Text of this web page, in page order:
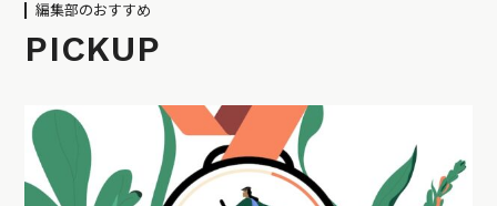
編集部のおすすめ
PICKUP